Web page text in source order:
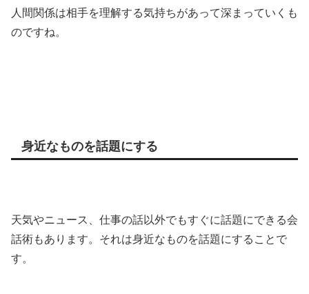
人間関係は相手を理解する気持ちがあって深まっていくも
のですね。
身近なものを話題にする
天気やニュース、仕事の話以外でもすぐに話題にできる会
話術もあります。それは身近なものを話題にすることで
す。